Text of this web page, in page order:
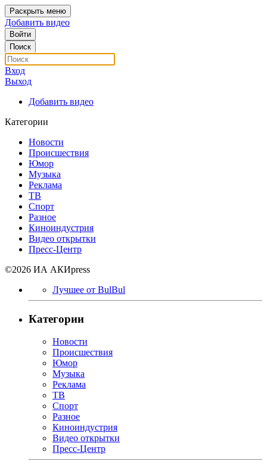
Раскрыть меню
Добавить видео
Войти
Поиск
Вход
Выход
Добавить видео
Категории
Новости
Происшествия
Юмор
Музыка
Реклама
ТВ
Спорт
Разное
Киноиндустрия
Видео открытки
Пресс-Центр
©2026 ИА АКИpress
Лучшее от BulBul
Категории
Новости
Происшествия
Юмор
Музыка
Реклама
ТВ
Спорт
Разное
Киноиндустрия
Видео открытки
Пресс-Центр